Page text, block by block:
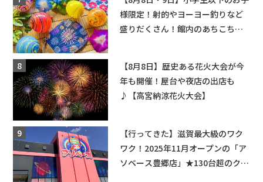
様限定！射的やヨーヨー釣りなど
盛りだくさん！館内のあちこちに
【8月8日】歴史ある花火大会が今
年も開催！屋台や夜店の出店も
♪【高宮納涼花火大会】
【行ってきた】滋賀最大級のワク
ワク！2025年11月オープンの「ア
ソベース豊郷店」★130台超のクレ